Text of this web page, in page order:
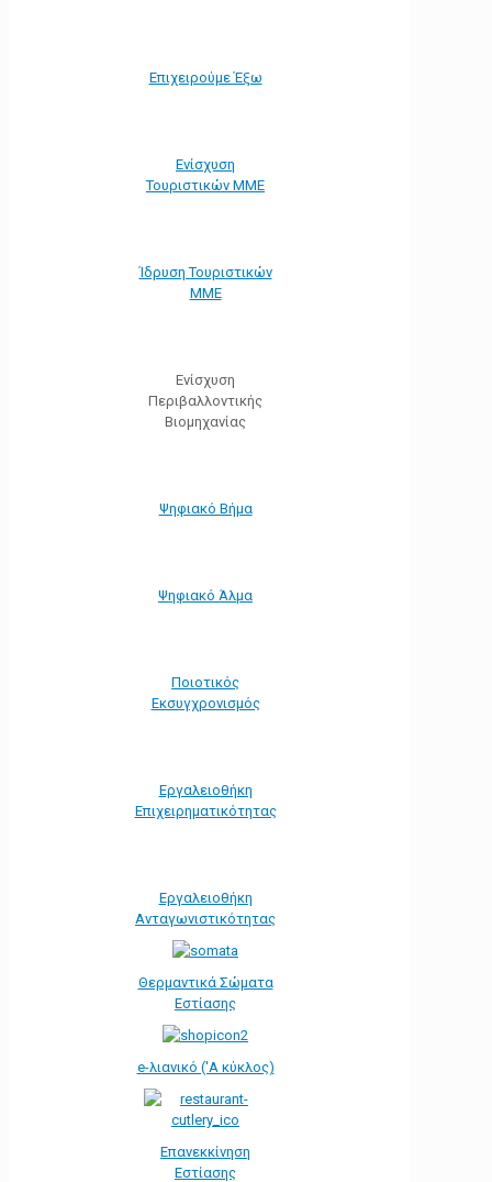
Επιχειρούμε Έξω
Ενίσχυση
Τουριστικών ΜΜΕ
Ίδρυση Τουριστικών
ΜΜΕ
Ενίσχυση
Περιβαλλοντικής
Βιομηχανίας
Ψηφιακό Βήμα
Ψηφιακό Άλμα
Ποιοτικός
Εκσυγχρονισμός
Εργαλειοθήκη
Eπιχειρηματικότητας
Εργαλειοθήκη
Ανταγωνιστικότητας
Θερμαντικά Σώματα
Εστίασης
e-λιανικό ('Α κύκλος)
Επανεκκίνηση
Εστίασης